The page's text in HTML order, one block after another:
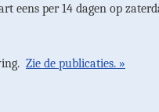
per 14 dagen op
Zie de publicaties. »